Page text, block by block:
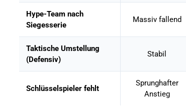
Hype-Team nach
Siegesserie
Massiv fallend
Taktische Umstellung
(Defensiv)
Stabil
Schlüsselspieler fehlt
Sprunghafter
Anstieg